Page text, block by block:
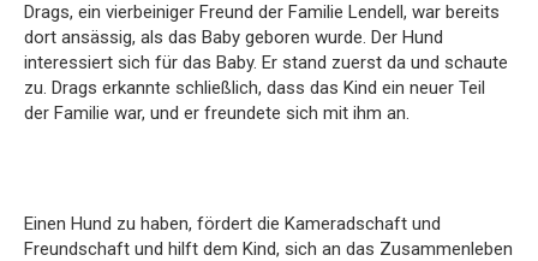
Drags, ein vierbeiniger Freund der Familie Lendell, war bereits
dort ansässig, als das Baby geboren wurde. Der Hund
interessiert sich für das Baby. Er stand zuerst da und schaute
zu. Drags erkannte schließlich, dass das Kind ein neuer Teil
der Familie war, und er freundete sich mit ihm an.
Einen Hund zu haben, fördert die Kameradschaft und
Freundschaft und hilft dem Kind, sich an das Zusammenleben